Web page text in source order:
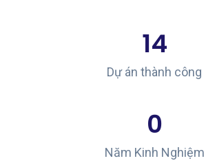
14
Dự án thành công
0
Năm Kinh Nghiệm